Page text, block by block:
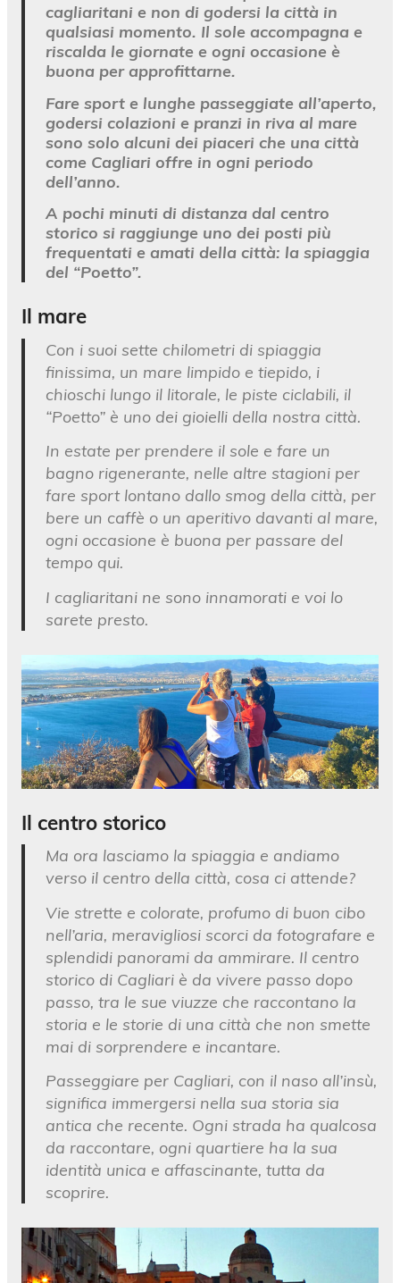
cagliaritani e non di godersi la città in
qualsiasi momento. Il sole accompagna e
riscalda le giornate e ogni occasione è
buona per approfittarne.
Fare sport e lunghe passeggiate all’aperto,
godersi colazioni e pranzi in riva al mare
sono solo alcuni dei piaceri che una città
come Cagliari offre in ogni periodo
dell’anno.
A pochi minuti di distanza dal centro
storico si raggiunge uno dei posti più
frequentati e amati della città: la spiaggia
del “Poetto”.
Il mare
Con i suoi sette chilometri di spiaggia
finissima, un mare limpido e tiepido, i
chioschi lungo il litorale, le piste ciclabili, il
“Poetto” è uno dei gioielli della nostra città.
In estate per prendere il sole e fare un
bagno rigenerante, nelle altre stagioni per
fare sport lontano dallo smog della città, per
bere un caffè o un aperitivo davanti al mare,
ogni occasione è buona per passare del
tempo qui.
I cagliaritani ne sono innamorati e voi lo
sarete presto.
Il centro storico
Ma ora lasciamo la spiaggia e andiamo
verso il centro della città, cosa ci attende?
Vie strette e colorate, profumo di buon cibo
nell’aria, meravigliosi scorci da fotografare e
splendidi panorami da ammirare. Il centro
storico di Cagliari è da vivere passo dopo
passo, tra le sue viuzze che raccontano la
storia e le storie di una città che non smette
mai di sorprendere e incantare.
Passeggiare per Cagliari, con il naso all’insù,
significa immergersi nella sua storia sia
antica che recente. Ogni strada ha qualcosa
da raccontare, ogni quartiere ha la sua
identità unica e affascinante, tutta da
scoprire.